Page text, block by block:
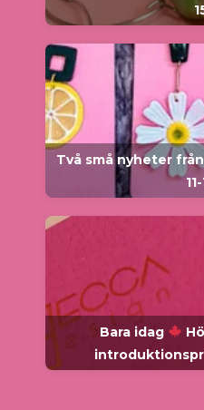
Två små nyheter
Bara idag